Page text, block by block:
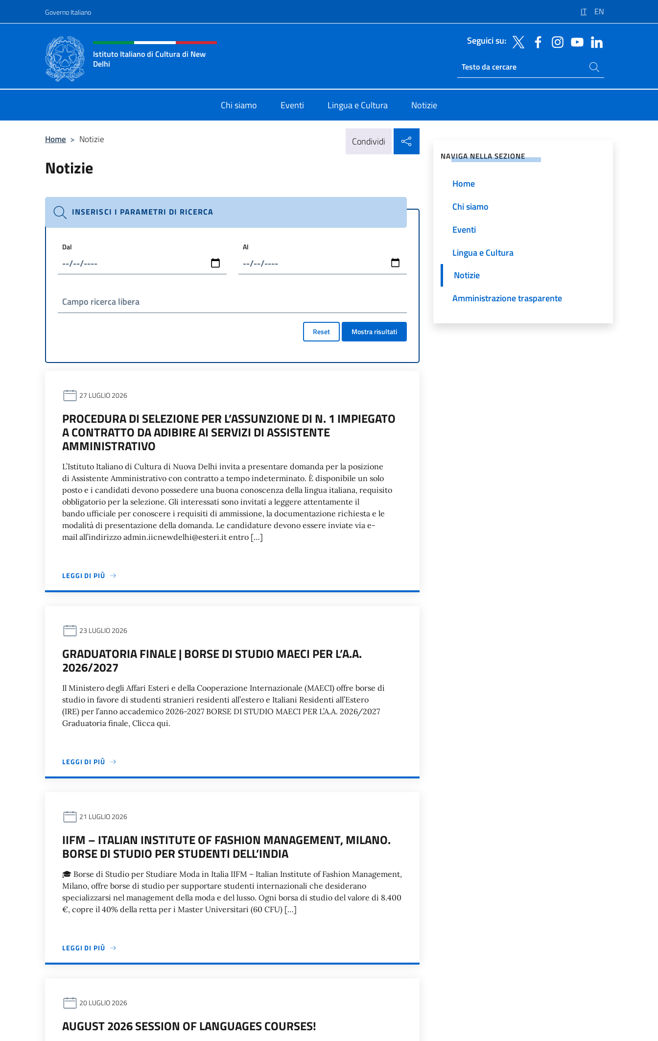
Governo Italiano IT EN
Intestazione sito, social e menù
Istituto Italiano di Cultura di New
Delhi
Seguici su:
Ricerca sito live
Cerca nel sito
Chi siamo Eventi Lingua e Cultura Notizie
Home > Notizie Condividi
Notizie
INSERISCI I PARAMETRI DI RICERCA
Dal Al
Campo ricerca libera
Reset Mostra risultati
27 LUGLIO 2026
PROCEDURA DI SELEZIONE PER L’ASSUNZIONE DI N. 1 IMPIEGATO
A CONTRATTO DA ADIBIRE AI SERVIZI DI ASSISTENTE
AMMINISTRATIVO
L’Istituto Italiano di Cultura di Nuova Delhi invita a presentare domanda per la posizione
di Assistente Amministrativo con contratto a tempo indeterminato. È disponibile un solo
posto e i candidati devono possedere una buona conoscenza della lingua italiana, requisito
obbligatorio per la selezione. Gli interessati sono invitati a leggere attentamente il
bando ufficiale per conoscere i requisiti di ammissione, la documentazione richiesta e le
modalità di presentazione della domanda. Le candidature devono essere inviate via e-
mail all’indirizzo admin.iicnewdelhi@esteri.it entro […]
LEGGI DI PIÙ
23 LUGLIO 2026
GRADUATORIA FINALE | BORSE DI STUDIO MAECI PER L’A.A.
2026/2027
Il Ministero degli Affari Esteri e della Cooperazione Internazionale (MAECI) offre borse di
studio in favore di studenti stranieri residenti all’estero e Italiani Residenti all’Estero
(IRE) per l’anno accademico 2026-2027 BORSE DI STUDIO MAECI PER L’A.A. 2026/2027
Graduatoria finale, Clicca qui.
LEGGI DI PIÙ
21 LUGLIO 2026
IIFM – ITALIAN INSTITUTE OF FASHION MANAGEMENT, MILANO.
BORSE DI STUDIO PER STUDENTI DELL’INDIA
🎓 Borse di Studio per Studiare Moda in Italia IIFM – Italian Institute of Fashion Management,
Milano, offre borse di studio per supportare studenti internazionali che desiderano
specializzarsi nel management della moda e del lusso. Ogni borsa di studio del valore di 8.400
€, copre il 40% della retta per i Master Universitari (60 CFU) […]
LEGGI DI PIÙ
20 LUGLIO 2026
AUGUST 2026 SESSION OF LANGUAGES COURSES!
NAVIGA NELLA SEZIONE
Home
Chi siamo
Eventi
Lingua e Cultura
Notizie
Amministrazione trasparente